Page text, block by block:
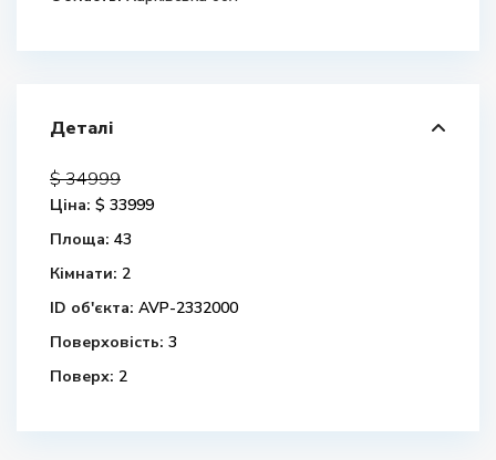
Деталі
$ 34999
Ціна: $ 33999
Площа: 43
Кімнати: 2
ID об'єкта: AVP-2332000
Поверховість: 3
Поверх: 2